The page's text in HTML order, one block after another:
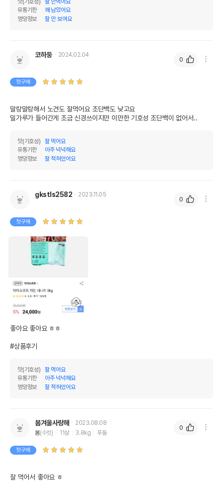
맛(기호성)
잘 안먹어요
유통기한
꽤 남았어요
영양정보
잘 안 보여요
코하둥 2024.02.04
첫구매
말랑말랑해서 노견도 잘먹어요 조단백도 낮고요
밀가루가 들어간게 조금 신경쓰이지만 이만한 기호성 조단백이 없어서..
맛(기호성)
잘 먹어요
유통기한
아주 넉넉해요
영양정보
잘 적혀있어요
0
gkstls2582 2023.11.05
첫구매
좋아요 좋아요 ㅎㅎ
#상품후기
맛(기호성)
잘 먹어요
유통기한
아주 넉넉해요
영양정보
잘 적혀있어요
0
봄겨울사랑해
2023.08.08
봄(수컷) 11살 3.8kg 푸들
첫구매
잘 먹어서 좋아요 ㅎ
0